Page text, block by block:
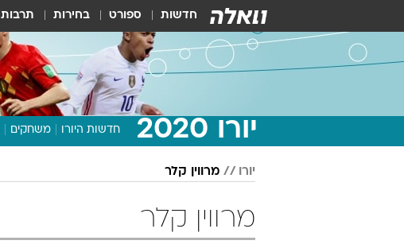
חדשות ספורט בחירות תרבות
יורו 2020 חדשות היורו משחקים
יורו מרווין קלר
מרווין קלר